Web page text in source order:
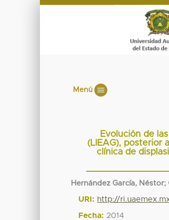
Menú
Evolución de
(LIEAG), posterior
clínica de
Hernández García, Néstor;
URI: http://
Fecha: 2014